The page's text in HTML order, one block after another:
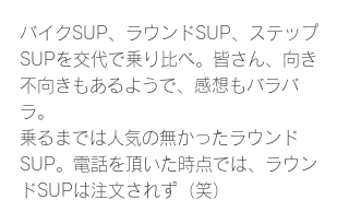
バイクSUP、ラウンドSUP、ステップ
SUPを交代で乗り比べ。皆さん、向き
不向きもあるようで、感想もバラバ
ラ。
乗るまでは人気の無かったラウンド
SUP。電話を頂いた時点では、ラウン
ドSUPは注文されず（笑）